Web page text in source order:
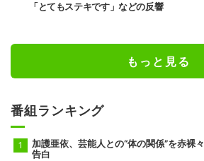
「とてもステキです」などの反響
もっと見る
番組ランキング
加護亜依、芸能人との“体の関係”を赤裸々
告白